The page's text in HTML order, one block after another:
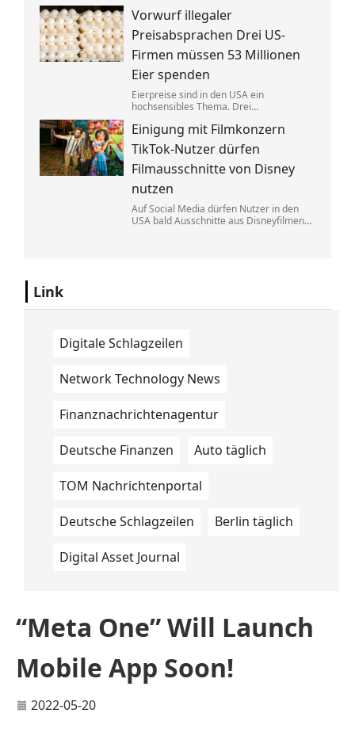
geführte Konzern jedoch nicht zurück.
Eine exklusive Studie erklärt, warum.
Vorwurf illegaler
Preisabsprachen Drei US-
Firmen müssen 53 Millionen
Eier spenden
Eierpreise sind in den USA ein
hochsensibles Thema. Drei
sich dabei illegalerweise abgesprochen
zu haben. Sie einigten sich mit der Justiz –
und liefern jetzt im großen Stil.
Einigung mit Filmkonzern
TikTok-Nutzer dürfen
Filmausschnitte von Disney
nutzen
Auf Social Media dürfen Nutzer in den
USA bald Ausschnitte aus Disneyfilmen
Link
Digitale Schlagzeilen
Network Technology News
Finanznachrichtenagentur
Deutsche Finanzen Auto täglich
TOM Nachrichtenportal
Deutsche Schlagzeilen Berlin täglich
Digital Asset Journal
“Meta One” Will Launch
Mobile App Soon!
2022-05-20